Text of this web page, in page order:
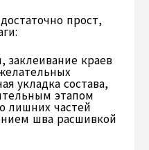
прост,
заклеивание краев
укладка состава,
этапом
лишних частей
шва расшивкой